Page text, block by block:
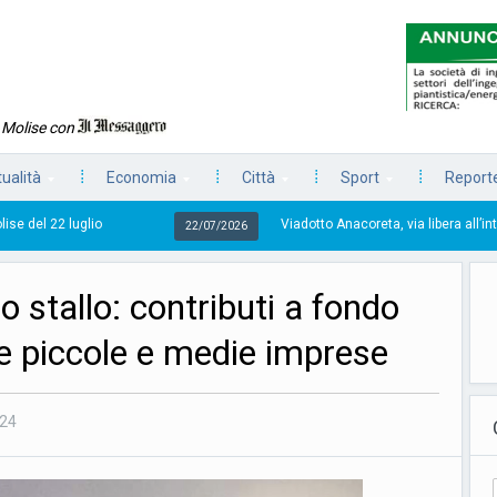
con
Economia Città Sport
22/07/2026 Viadotto Anacoreta, via libera all’intervento da 15
stallo: contributi a fondo
piccole e medie imprese